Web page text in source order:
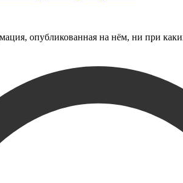
опубликованная на нём, ни при